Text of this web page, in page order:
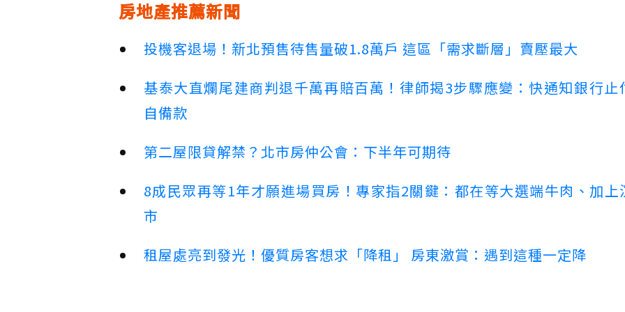
房地產推薦新聞
投機客退場！新北預售待售量破1.8萬戶 這區「需求斷層」賣壓最大
基泰大直爛尾建商判退千萬再賠百萬！律師揭3步驟應變：快通知銀行止
自備款
第二屋限貸解禁？北市房仲公會：下半年可期待
8成民眾再等1年才願進場買房！專家指2關鍵：都在等大選端牛肉、加上
市
租屋處亮到發光！優質房客想求「降租」 房東激賞：遇到這種一定降